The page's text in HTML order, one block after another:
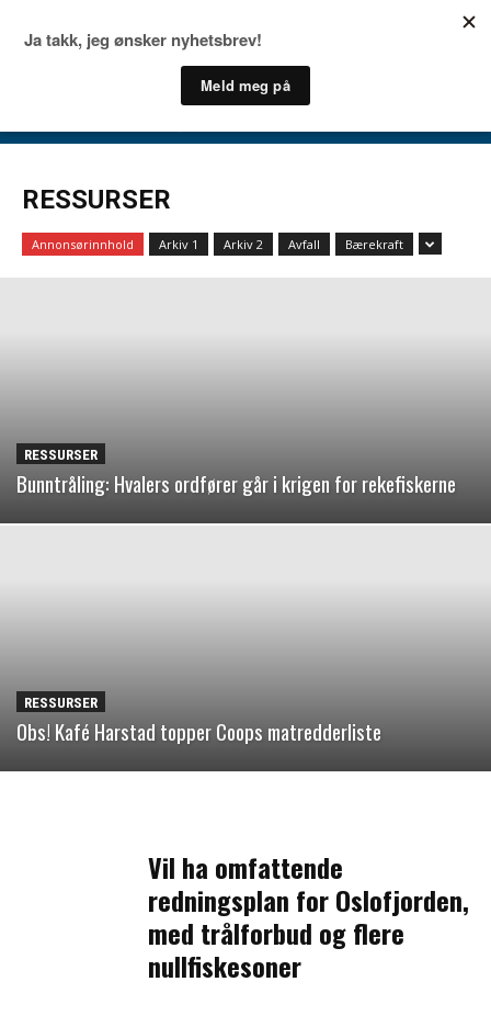
RESSURSER
Annonsørinnhold Arkiv 1 Arkiv 2 Avfall Bærekraft
RESSURSER
Bunntråling: Hvalers ordfører går i krigen for rekefiskerne
RESSURSER
Obs! Kafé Harstad topper Coops matredderliste
Vil ha omfattende
redningsplan for Oslofjorden,
med trålforbud og flere
nullfiskesoner